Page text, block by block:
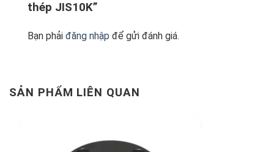
thép JIS10K”
Bạn phải đăng nhập để gửi đánh giá.
SẢN PHẨM LIÊN QUAN